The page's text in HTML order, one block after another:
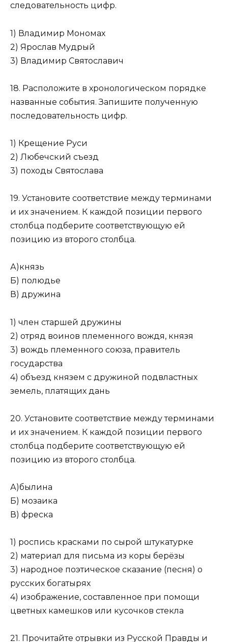
следовательность цифр.
1) Владимир Мономах
2) Ярослав Мудрый
3) Владимир Святославич
18. Расположите в хронологическом порядке
названные собы­тия. Запишите полученную
последовательность цифр.
1) Крещение Руси
2) Любечский съезд
3) походы Святослава
19. Установите соответствие между терминами
и их значением. К каждой позиции первого
столбца подберите соответ­ствующую ей
позицию из второго столбца.
А)князь
Б) полюдье
В) дружина
1) член старшей дружины
2) отряд воинов племенного вождя, князя
3) вождь племенного союза, правитель
государства
4) объезд князем с дружиной подвла­стных
земель, платящих дань
20. Установите соответствие между терминами
и их значением. К каждой позиции первого
столбца подберите соответ­ствующую ей
позицию из второго столбца.
А)былина
Б) мозаика
В) фреска
1) роспись красками по сырой штукатурке
2) материал для письма из коры берёзы
3) народное поэтическое сказание (песня) о
русских богатырях
4) изображение, составленное при помо­щи
цветных камешков или кусочков стекла
21. Прочитайте отрывки из Русской Правды и